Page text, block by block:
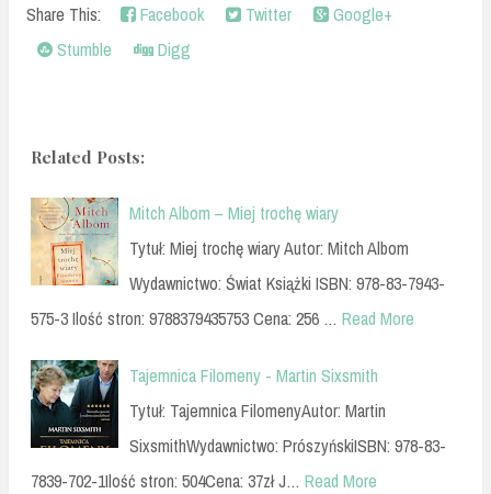
Share This: Facebook Twitter
Google+
Stumble
Digg
Related Posts:
Mitch Albom – Miej trochę wiary
Tytuł: Miej trochę wiary Autor: Mitch Albom
Wydawnictwo: Świat Książki ISBN: 978-83-7943-
575-3 Ilość stron: 9788379435753 Cena: 256 … Read More
Tajemnica Filomeny - Martin Sixsmith
Tytuł: Tajemnica FilomenyAutor: Martin
SixsmithWydawnictwo: PrószyńskiISBN: 978-83-
7839-702-1Ilość stron: 504Cena: 37zł J… Read More